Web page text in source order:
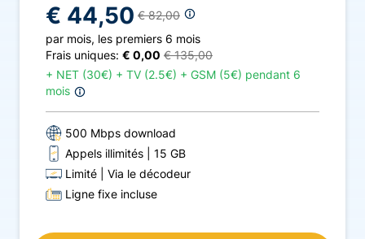
Sur Comparateur.be, vous pouvez comparer
l'offre des fournisseurs Internet, GSM et tv
suivants :Telenet,Proximus,
Scarlet.
€ 44,50 € 82,00
par mois, les premiers 6 mois
Frais uniques: € 0,00 € 135,00
+ NET (30€) + TV (2.5€) + GSM (5€) pendant 6
mois
500 Mbps download
Appels illimités
15 GB
Limité
Via le décodeur
Ligne fixe incluse